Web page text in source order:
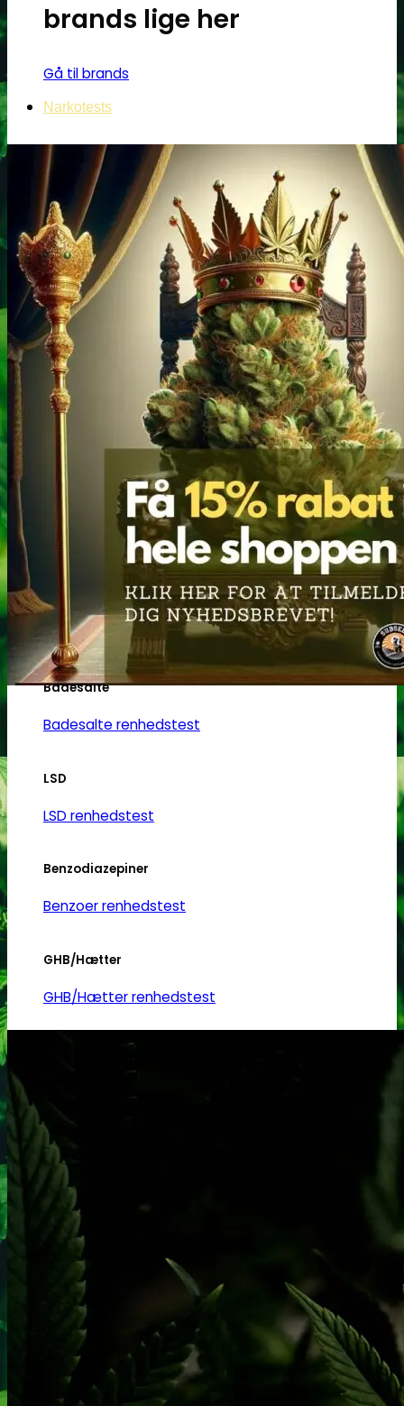
brands lige her
Gå til brands
Narkotests
Narkotests
Kokain Tests
Kokain renhedhedstest
Crack renhedhedstest
Kokain blandingsmiddel test
MDMA
MDMA renhedstest
Ecstasy
Ecstasy renhedstest
Heroin
Heroin renhedstest
Badesalte
Badesalte renhedstest
LSD
LSD renhedstest
Benzodiazepiner
Benzoer renhedstest
GHB/Hætter
GHB/Hætter renhedstest
MCPP
MCPP test
Opiater
Opiater renhedstest
THC/Cannabinoider
THC test
Cannabinoider test